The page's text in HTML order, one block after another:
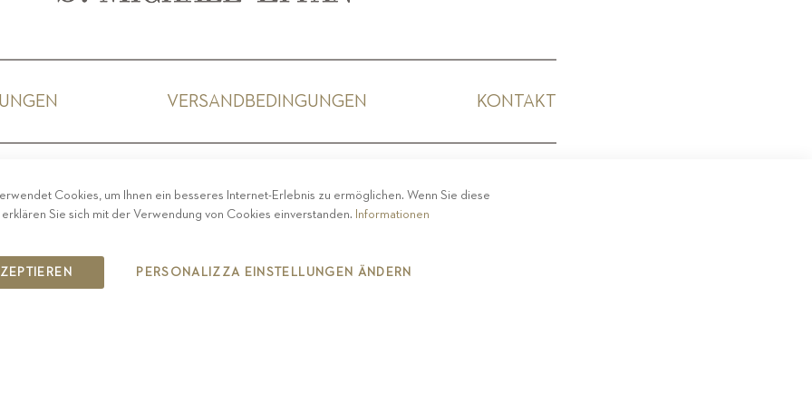
VERSANDBEDINGUNGEN KONTAKT
COPYRIGHT 2019 ST.MICHAEL - EPPAN
Cookies, um Ihnen ein besseres Internet-Erlebnis zu ermöglichen. Wenn Sie diese
Sie sich mit der Verwendung von Cookies einverstanden. Informationen
PERSONALIZZA EINSTELLUNGEN ÄNDERN